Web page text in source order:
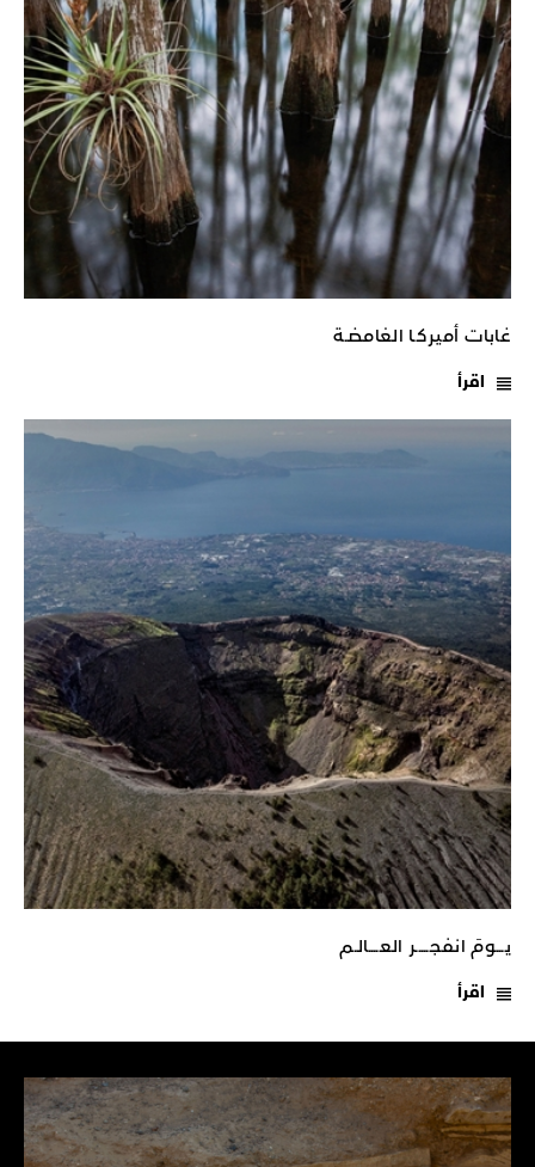
غابات أميركـا الغامضـة
اقرأ
يـــومَ انفجـــــر العــــالـم
اقرأ